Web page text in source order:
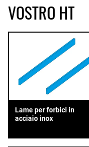
VOSTRO HT
Lame per forbici in
acciaio inox